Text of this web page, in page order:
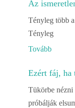
Az
Tényleg több
Tényleg
Tovább
Ezért fáj, ha
Tükörbe nézni
próbálják